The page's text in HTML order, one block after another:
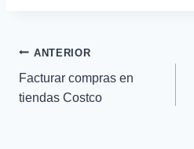
Navegación
de
ANTERIOR
Facturar compras en
tiendas Costco